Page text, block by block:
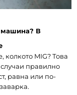
машина? В
колкото MIG? Това
правилно
равна или по-